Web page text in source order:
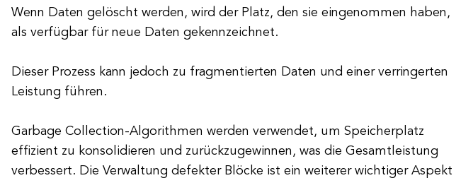
Wenn Daten gelöscht werden, wird der Platz, den sie eingenommen haben,
als verfügbar für neue Daten gekennzeichnet.
Dieser Prozess kann jedoch zu fragmentierten Daten und einer verringerten
Leistung führen.
Garbage Collection-Algorithmen werden verwendet, um Speicherplatz
effizient zu konsolidieren und zurückzugewinnen, was die Gesamtleistung
verbessert. Die Verwaltung defekter Blöcke ist ein weiterer wichtiger Aspekt